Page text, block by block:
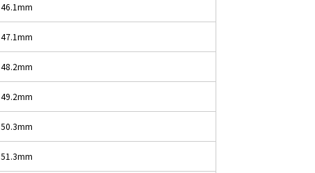
46.1mm
47.1mm
48.2mm
49.2mm
50.3mm
51.3mm